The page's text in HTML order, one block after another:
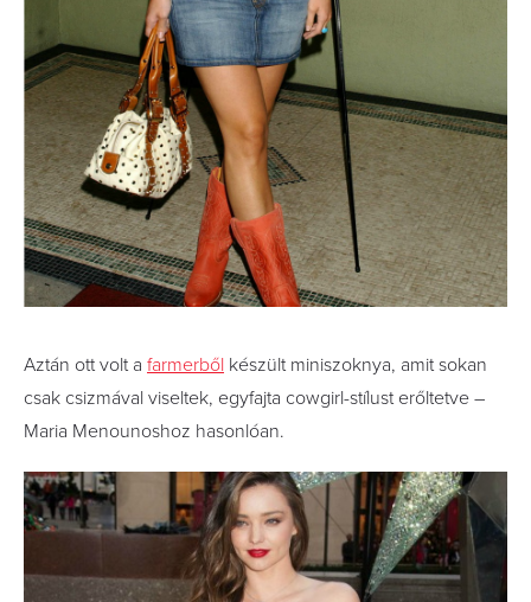
Aztán ott volt a farmerből készült miniszoknya, amit sokan
csak csizmával viseltek, egyfajta cowgirl-stílust erőltetve –
Maria Menounoshoz hasonlóan.